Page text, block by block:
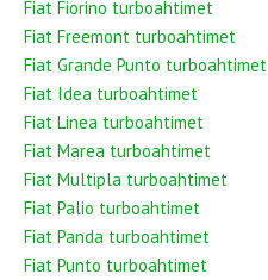
Fiat Fiorino turboahtimet
Fiat Freemont turboahtimet
Fiat Grande Punto turboahtimet
Fiat Idea turboahtimet
Fiat Linea turboahtimet
Fiat Marea turboahtimet
Fiat Multipla turboahtimet
Fiat Palio turboahtimet
Fiat Panda turboahtimet
Fiat Punto turboahtimet